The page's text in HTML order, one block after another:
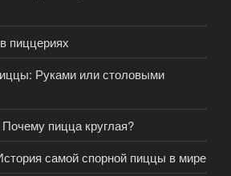
пиццериях
Руками или столовыми
пицца круглая?
самой спорной пиццы в мире